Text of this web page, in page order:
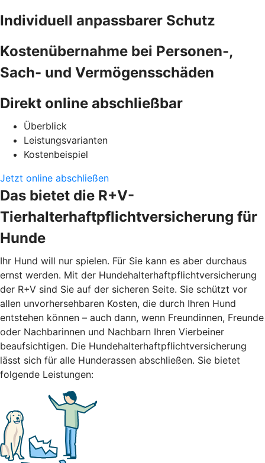
Individuell anpassbarer Schutz
Kostenübernahme bei Personen-,
Sach- und Vermögensschäden
Direkt online abschließbar
Überblick
Leistungsvarianten
Kostenbeispiel
Jetzt online abschließen
Das bietet die R+V-
Tierhalterhaftpflichtversicherung für
Hunde
Ihr Hund will nur spielen. Für Sie kann es aber durchaus
ernst werden. Mit der Hundehalterhaftpflichtversicherung
der R+V sind Sie auf der sicheren Seite. Sie schützt vor
allen unvorhersehbaren Kosten, die durch Ihren Hund
entstehen können – auch dann, wenn Freundinnen, Freunde
oder Nachbarinnen und Nachbarn Ihren Vierbeiner
beaufsichtigen. Die Hundehalterhaftpflichtversicherung
lässt sich für alle Hunderassen abschließen. Sie bietet
folgende Leistungen: